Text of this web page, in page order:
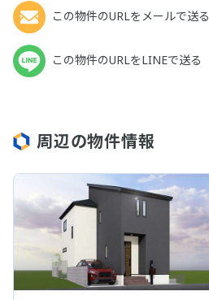
この物件のURLをメールで送る
この物件のURLをLINEで送る
周辺の物件情報